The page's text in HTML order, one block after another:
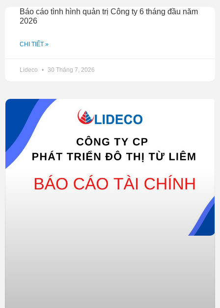
Báo cáo tình hình quản trị Công ty 6 tháng đầu năm
2026
CHI TIẾT »
Lideco 30 Tháng 7, 2026